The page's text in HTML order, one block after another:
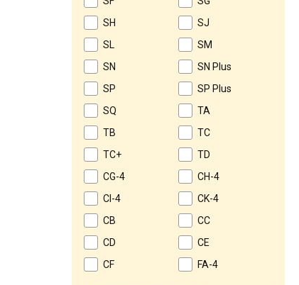
SH
SJ
SL
SM
SN
SN Plus
SP
SP Plus
SQ
TA
TB
TC
TC+
TD
CG-4
CH-4
CI-4
CK-4
CB
CC
CD
CE
CF
FA-4